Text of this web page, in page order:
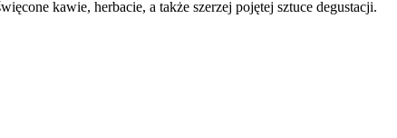
kawie, herbacie, a także szerzej pojętej sztuce degustacji.